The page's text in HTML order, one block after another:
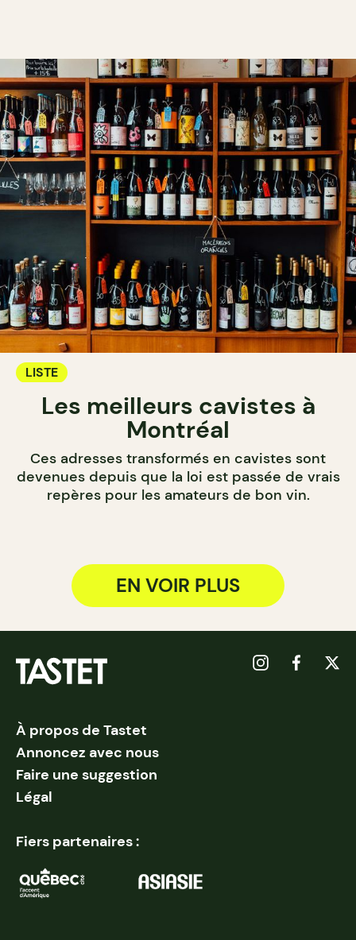
LISTE
Les meilleurs cavistes à
Montréal
Ces adresses transformés en cavistes sont
devenues depuis que la loi est passée de vrais
repères pour les amateurs de bon vin.
EN VOIR PLUS
À propos de Tastet
Annoncez avec nous
Faire une suggestion
Légal
Fiers partenaires :